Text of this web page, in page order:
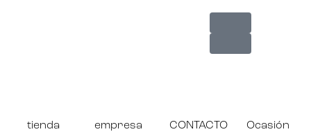
tienda empresa CONTACTO Ocasión